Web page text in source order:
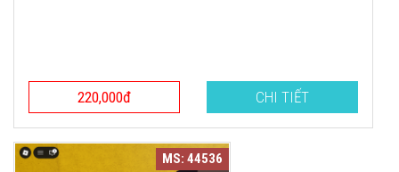
220,000đ CHI TIẾT
MS: 44536